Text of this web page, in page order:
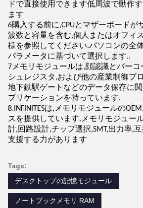
ドで直接使用できます低周波で動作
ます
6購入する前に,CPUとマザーボードが
波数と容量を含む,個人またはオフィ
様を参照してください.パソコンの全
パラメータに基づいて選択します..
7メモリモジュールは,顔認識とバー
シュレジスタ,および他の産業制御プ
地下鉄駅ゲートなどのデータ保存に
プリケーションを持っています.
8.INFINITESは,メモリモジュールの
スを提供しています.メモリモジュー
計,回路設計,チップ選択,SMT,出力率,
支援する力があります
Tags:
デスクトップの記憶モジュール
ノートブックメモリ RAM